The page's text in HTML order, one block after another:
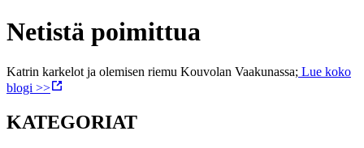
Netistä poimittua
Katrin karkelot ja olemisen riemu Kouvolan Vaakunassa; Lue koko
blogi >>
KATEGORIAT